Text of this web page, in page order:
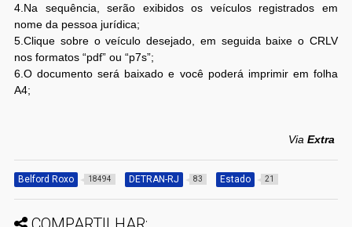
4.Na sequência, serão exibidos os veículos registrados em
nome da pessoa jurídica;
5.Clique sobre o veículo desejado, em seguida baixe o CRLV
nos formatos “pdf” ou “p7s”;
6.O documento será baixado e você poderá imprimir em folha
A4;
ViaExtra
Belford Roxo 18494 DETRAN-RJ 83 Estado 21